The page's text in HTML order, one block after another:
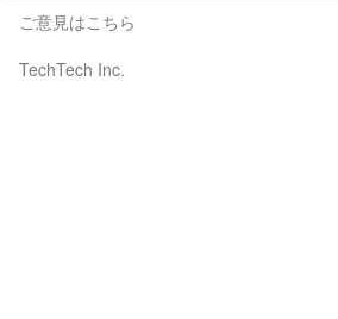
ご意見はこちら
TechTech Inc.